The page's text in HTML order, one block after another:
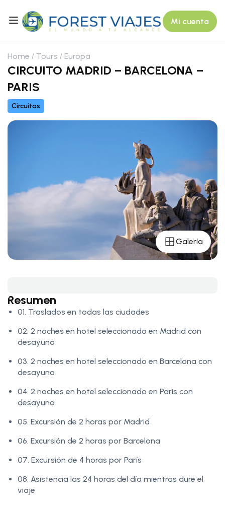
Mi cuenta
Home Tours Europa
CIRCUITO MADRID – BARCELONA –
PARIS
Circuitos
Galería
Resumen
01. Traslados en todas las ciudades
02. 2 noches en hotel seleccionado en Madrid con
desayuno
03. 2 noches en hotel seleccionado en Barcelona con
desayuno
04. 2 noches en hotel seleccionado en Paris con
desayuno
05. Excursión de 2 horas por Madrid
06. Excursión de 2 horas por Barcelona
07. Excursión de 4 horas por París
08. Asistencia las 24 horas del día mientras dure el
viaje